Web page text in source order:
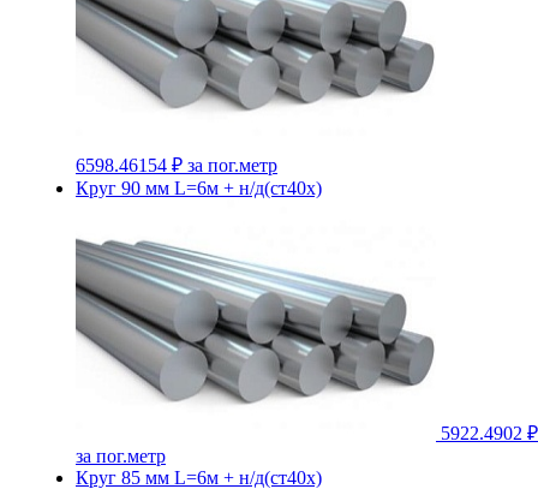
6598.46154 ₽ за пог.метр
Круг 90 мм L=6м + н/д(ст40х)
5922.4902 ₽
за пог.метр
Круг 85 мм L=6м + н/д(ст40х)